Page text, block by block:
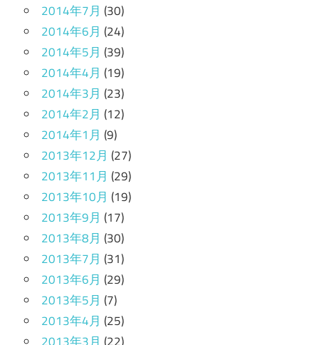
2014年7月 (30)
2014年6月 (24)
2014年5月 (39)
2014年4月 (19)
2014年3月 (23)
2014年2月 (12)
2014年1月 (9)
2013年12月 (27)
2013年11月 (29)
2013年10月 (19)
2013年9月 (17)
2013年8月 (30)
2013年7月 (31)
2013年6月 (29)
2013年5月 (7)
2013年4月 (25)
2013年3月 (22)